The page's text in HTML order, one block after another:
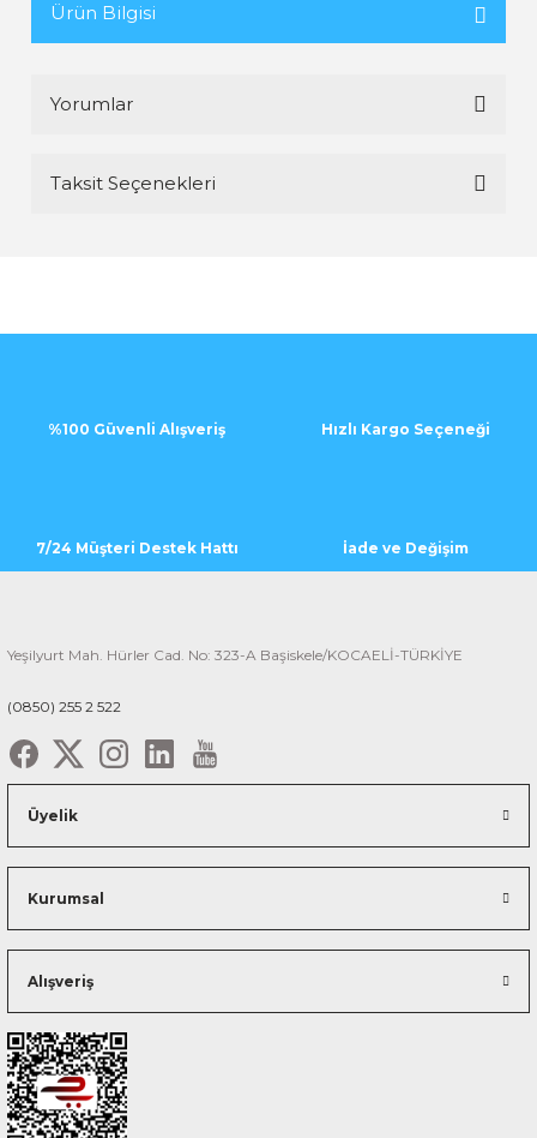
Ürün Bilgisi
Yorumlar
Bu ürüne ilk yorumu siz yapın!
Taksit Seçenekleri
%100 Güvenli Alışveriş Hızlı Kargo Seçeneği
7/24 Müşteri Destek Hattı İade ve Değişim
Yeşilyurt Mah. Hürler Cad. No: 323-A Başiskele/KOCAELİ-TÜRKİYE
(0850) 255 2 522
Üyelik
Kurumsal
Alışveriş